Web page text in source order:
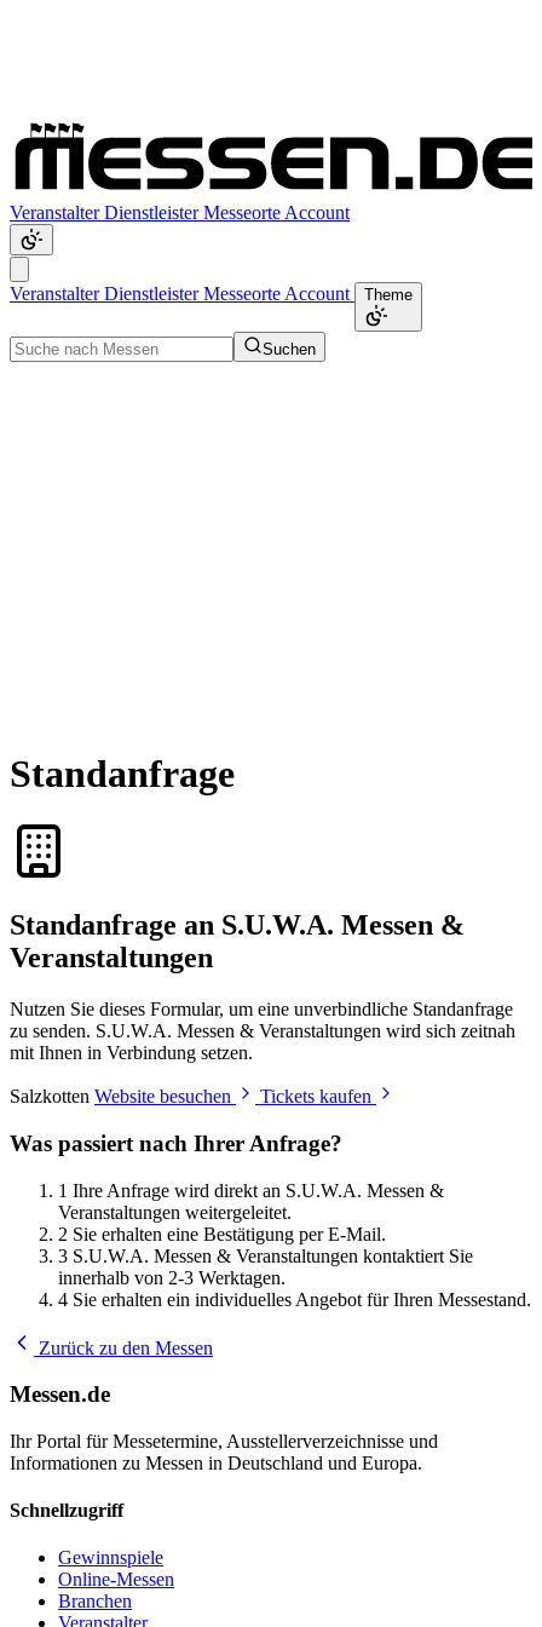
VeranstalterDienstleisterMesseorte Account
VeranstalterDienstleisterMesseorte Account Theme
Suchen
Standanfrage
Standanfrage an S.U.W.A. Messen &
Veranstaltungen
Nutzen Sie dieses Formular, um eine unverbindliche Standanfrage
zu senden. S.U.W.A. Messen & Veranstaltungen wird sich zeitnah
mit Ihnen in Verbindung setzen.
Salzkotten Website besuchen Tickets kaufen
Was passiert nach Ihrer Anfrage?
1 Ihre Anfrage wird direkt an S.U.W.A. Messen &
Veranstaltungen weitergeleitet.
2 Sie erhalten eine Bestätigung per E-Mail.
3 S.U.W.A. Messen & Veranstaltungen kontaktiert Sie
innerhalb von 2-3 Werktagen.
4 Sie erhalten ein individuelles Angebot für Ihren Messestand.
Zurück zu den Messen
Messen.de
Ihr Portal für Messetermine, Ausstellerverzeichnisse und
Informationen zu Messen in Deutschland und Europa.
Schnellzugriff
Gewinnspiele
Online-Messen
Branchen